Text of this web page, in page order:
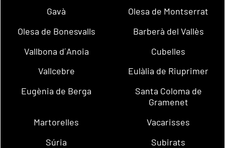
Gavà
Olesa de Montserrat
Olesa de Bonesvalls
Barberà del Vallès
Vallbona d´Anoia
Cubelles
Vallcebre
Eulàlia de Riuprimer
Eugènia de Berga
Santa Coloma de
Gramenet
Martorelles
Vacarisses
Súria
Subirats